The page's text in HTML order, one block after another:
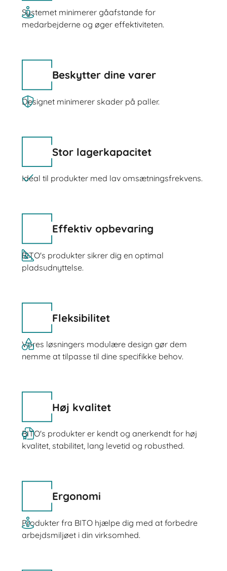
Systemet minimerer gåafstande for
medarbejderne og øger effektiviteten.
Beskytter dine varer
Designet minimerer skader på paller.
Stor lagerkapacitet
Ideal til produkter med lav omsætningsfrekvens.
Effektiv opbevaring
BITO's produkter sikrer dig en optimal
pladsudnyttelse.
Fleksibilitet
Vores løsningers modulære design gør dem
nemme at tilpasse til dine specifikke behov.
Høj kvalitet
BITO's produkter er kendt og anerkendt for høj
kvalitet, stabilitet, lang levetid og robusthed.
Ergonomi
Produkter fra BITO hjælpe dig med at forbedre
arbejdsmiljøet i din virksomhed.